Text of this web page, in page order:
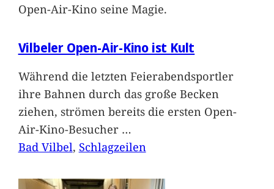
Open-Air-Kino seine Magie.
Vilbeler Open-Air-Kino ist Kult
Während die letzten Feierabendsportler
ihre Bahnen durch das große Becken
ziehen, strömen bereits die ersten Open-
Air-Kino-Besucher …
Bad Vilbel, Schlagzeilen